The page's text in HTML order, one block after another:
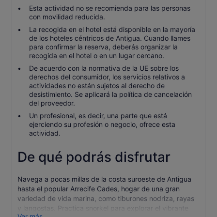
Esta actividad no se recomienda para las personas
con movilidad reducida.
La recogida en el hotel está disponible en la mayoría
de los hoteles céntricos de Antigua. Cuando llames
para confirmar la reserva, deberás organizar la
recogida en el hotel o en un lugar cercano.
De acuerdo con la normativa de la UE sobre los
derechos del consumidor, los servicios relativos a
actividades no están sujetos al derecho de
desistimiento. Se aplicará la política de cancelación
del proveedor.
Un profesional, es decir, una parte que está
ejerciendo su profesión o negocio, ofrece esta
actividad.
De qué podrás disfrutar
Navega a pocas millas de la costa suroeste de Antigua
hasta el popular Arrecife Cades, hogar de una gran
variedad de vida marina, como tiburones nodriza, rayas
y langostas. Practica snorkel para explorar el vibrante